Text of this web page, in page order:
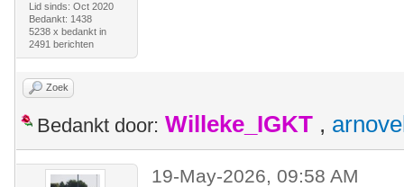
Lid sinds: Oct 2020
Bedankt: 1438
5238 x bedankt in
2491 berichten
Zoek
Bedankt door: Willeke_IGKT ,
19-May-2026, 09:58 AM